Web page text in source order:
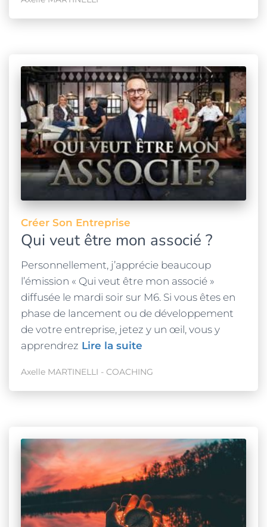
Créer Son Entreprise
Qui veut être mon associé ?
Personnellement, j’apprécie beaucoup
l’émission « Qui veut être mon associé »
diffusée le mardi soir sur M6. Si vous êtes en
phase de lancement ou de développement
de votre entreprise, jetez y un œil, vous y
apprendrez Lire la suite
Axelle MARTINELLI - COACHING